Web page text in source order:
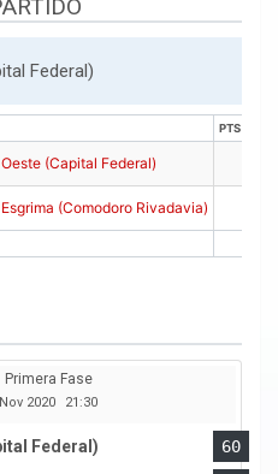
Federal)
PTS
(Capital Federal)
(Comodoro Rivadavia)
Primera Fase
2020 21:30
Federal)
60